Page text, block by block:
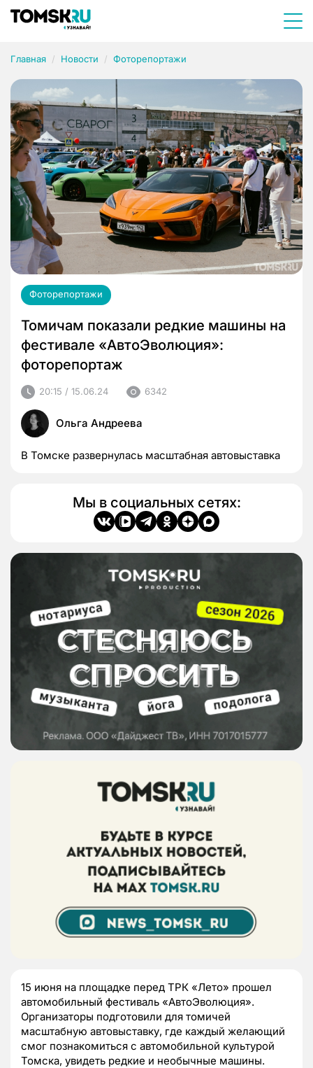
Главная Новости Фоторепортажи
Фоторепортажи
Томичам показали редкие машины на
фестивале «АвтоЭволюция»:
фоторепортаж
20:15 / 15.06.24 6342
Ольга Андреева
В Томске развернулась масштабная автовыставка
Мы в социальных сетях:
15 июня на площадке перед ТРК «Лето» прошел
автомобильный фестиваль «АвтоЭволюция».
Организаторы подготовили для томичей
масштабную автовыставку, где каждый желающий
смог познакомиться с автомобильной культурой
Томска, увидеть редкие и необычные машины.